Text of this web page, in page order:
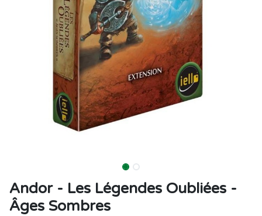
Andor - Les Légendes Oubliées -
Âges Sombres